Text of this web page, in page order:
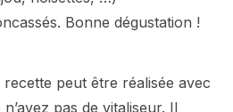
Bonne dégustation !
peut être réalisée avec
pas de vitaliseur. Il